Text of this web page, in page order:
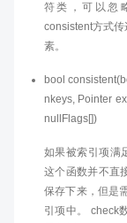
符类，可以忽
consistent方式
素。
bool
nkeys, Pointer
nullFlags[])
如果被索引项满
这个函数并不直
保存下来，但是
引项中。 check